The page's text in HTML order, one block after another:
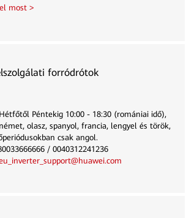
most >
forródrótok
Péntekig 10:00 - 18:30 (romániai idő),
olasz, spanyol, francia, lengyel és török,
csak angol.
/ 0040312241236